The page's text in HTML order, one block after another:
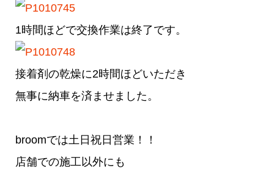
1時間ほどで交換作業は終了です。
接着剤の乾燥に2時間ほどいただき
無事に納車を済ませました。
broomでは土日祝日営業！！
店舗での施工以外にも